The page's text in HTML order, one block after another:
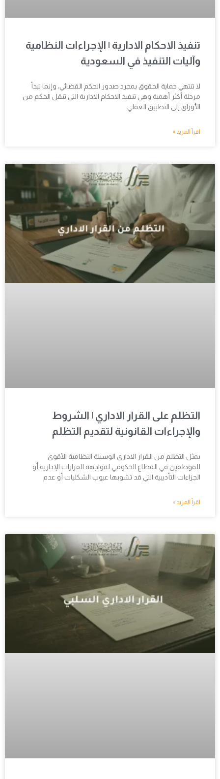
تنفيذ الاحكام الادارية | الإجراءات النظامية
وآليات التنفيذ في السعودية
لا تنتهي حماية الحقوق بمجرد صدور الحكم القضائي، وإنما تبدأ
مرحلة أكثر أهمية وهي تنفيذ الاحكام الادارية التي تنقل الحكم من
الأوراق إلى التطبيق العملي
اقرأ المزيد »
التظلم على القرار الاداري | الشروط
والإجراءات القانونية لتقديم التظلم
يمثل التظلم من القرار الاداري الوسيلة النظامية الأقوى
للموظفين في القطاع الحكومي لمواجهة القرارات الإدارية أو
الجزاءات التأديبية التي قد تشوبها عيوب الشكليات أو عدم
اقرأ المزيد »